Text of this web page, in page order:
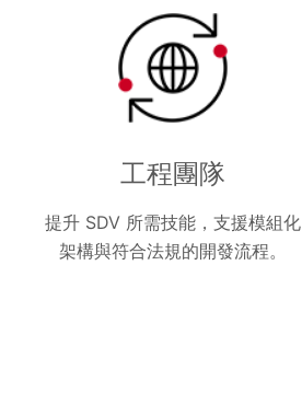
工程團隊
提升 SDV 所需技能，支援模組化
架構與符合法規的開發流程。